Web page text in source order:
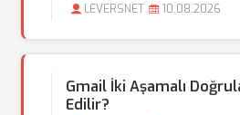
LEVERSNET 10.08.2026
Gmail İki Aşamalı
Edilir?